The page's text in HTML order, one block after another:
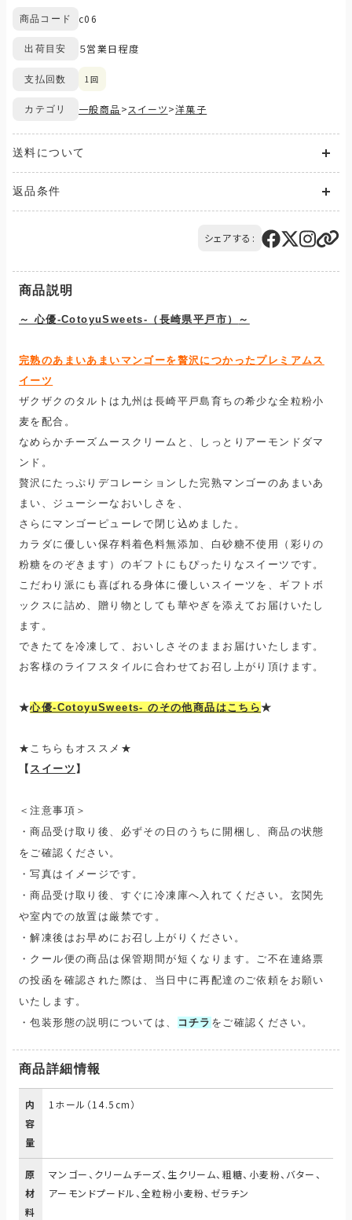
商品コード c06
出荷目安 ５営業日程度
支払回数 1回
カテゴリ 一般商品>スイーツ>洋菓子
送料について
じて異なります。
また、複数の商品を同時にご購入された場合、送料は商品ごと
ご購入のお手続きの際、「お届け先入力」の画面にてお届け先情
配送・送料について
返品条件
14日以内にQTnetお客さまセンターにお電話にてご連絡くださ
交換または返品とさせていただきます。（送料は当社負担）
シェアする:
商品説明
～ 心優-CotoyuSweets-（長崎県平戸市） ～
完熟のあまいあまいマンゴーを贅沢につかったプレミアムス
イーツ
ザクザクのタルトは九州は長崎平戸島育ちの希少な全粒粉小
麦を配合。
なめらかチーズムースクリームと、しっとりアーモンドダマ
ンド。
贅沢にたっぷりデコレーションした完熟マンゴーのあまいあ
まい、ジューシーなおいしさを、
さらにマンゴーピューレで閉じ込めました。
カラダに優しい保存料着色料無添加、白砂糖不使用（彩りの
粉糖をのぞきます）のギフトにもぴったりなスイーツです。
こだわり派にも喜ばれる身体に優しいスイーツを、ギフトボ
ックスに詰め、贈り物としても華やぎを添えてお届けいたし
ます。
できたてを冷凍して、おいしさそのままお届けいたします。
お客様のライフスタイルに合わせてお召し上がり頂けます。
★心優-CotoyuSweets- のその他商品はこちら★
★こちらもオススメ★
【 スイーツ 】
＜注意事項＞
・商品受け取り後、必ずその日のうちに開梱し、商品の状態
をご確認ください。
・写真はイメージです。
・商品受け取り後、すぐに冷凍庫へ入れてください。玄関先
や室内での放置は厳禁です。
・解凍後はお早めにお召し上がりください。
・クール便の商品は保管期間が短くなります。ご不在連絡票
の投函を確認された際は、当日中に再配達のご依頼をお願い
いたします。
・包装形態の説明については、
コチラ をご確認ください。
商品詳細情報
内
容
量
1ホール（14.5cm）
原
材
料
マンゴー、クリームチーズ、生クリーム、粗糖、小麦粉、バター、
アーモンドプードル、全粒粉小麦粉、ゼラチン